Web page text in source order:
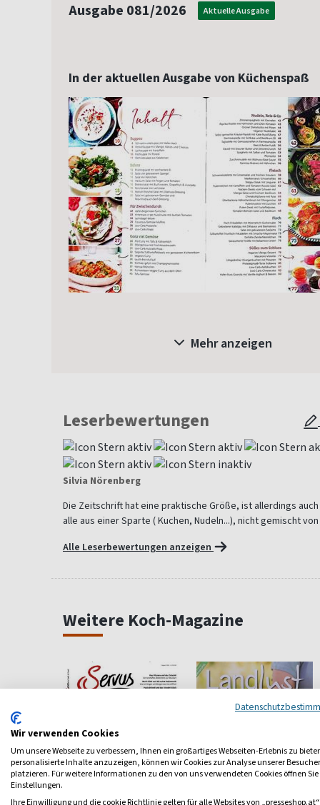
Ausgabe 081/2026 Aktuelle Ausgabe
In der aktuellen Ausgabe von Küchenspaß
Mehr anzeigen
Leserbewertungen
Silvia Nörenberg
Die Zeitschrift hat eine praktische Größe, ist allerdings
alle aus einer Sparte ( Kuchen, Nudeln...), nicht gemischt
Alle Leserbewertungen anzeigen
Weitere Koch-Magazine
Wir verwenden Cookies
Um unsere Webseite zu verbessern, Ihnen ein großartiges Webseiten-Erlebnis zu
personalisierte Inhalte anzuzeigen, können wir Cookies zur Analyse unserer
platzieren. Für weitere Informationen zu den von uns verwendeten Cookies öffnen
Einstellungen.
Ihre Einwilligung und die cookie Richtlinie gelten für alle Websites von